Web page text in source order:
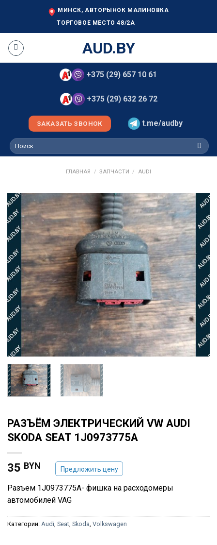
МИНСК, АВТОРЫНОК МАЛИНОВКА
ТОРГОВОЕ МЕСТО 48/2А
AUD.BY
+375 (29) 657 10 61
+375 (29) 632 26 72
ЗАКАЗАТЬ ЗВОНОК t.me/audby
Искать:
ГЛАВНАЯ / ЗАПЧАСТИ / AUDI
РАЗЪЁМ ЭЛЕКТРИЧЕСКИЙ VW AUDI
SKODA SEAT 1J0973775A
35 BYN Предложить цену
Разъем 1J0973775A- фишка на расходомеры
автомобилей VAG
Категории: Audi Seat Skoda Volkswagen